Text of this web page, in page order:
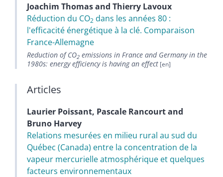
Joachim Thomasand Thierry Lavoux
Réduction du CO2 dans les années 80 :
l'efficacité énergétique à la clé. Comparaison
France-Allemagne
Reduction of CO2 emissions in France and Germany in the
1980s: energy efficiency is having an effect
Articles
Laurier Poissant, Pascale Rancourtand
Bruno Harvey
Relations mesurées en milieu rural au sud du
Québec (Canada) entre la concentration de la
vapeur mercurielle atmosphérique et quelques
facteurs environnementaux